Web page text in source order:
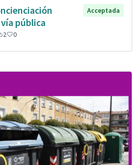
pública
Acceptada
2 0